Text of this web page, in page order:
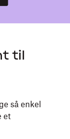
til
så enkel
et